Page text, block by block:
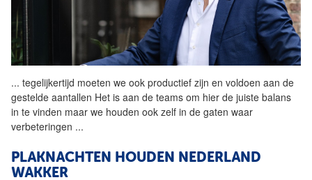
... tegelijkertijd moeten we ook productief zijn en voldoen aan de
gestelde aantallen Het is aan de teams om hier de juiste balans
in te vinden maar we houden ook zelf in de gaten waar
verbeteringen ...
PLAKNACHTEN HOUDEN NEDERLAND
WAKKER